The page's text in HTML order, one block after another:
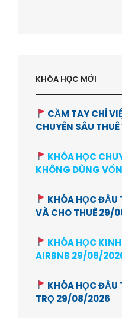
KHÓA HỌC MỚI
CẦM TAY CHỈ
CHUYÊN SÂU
KHÓA HỌC
KHÔNG DÙNG
KHÓA HỌC ĐẦU
VÀ CHO THUÊ 29/
KHÓA HỌC
AIRBNB 29/08/
KHÓA HỌC ĐẦU
TRỌ 29/08/2026